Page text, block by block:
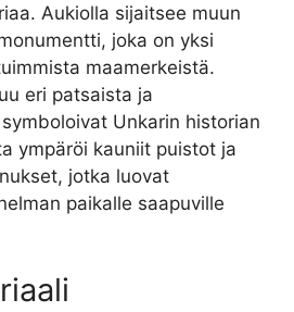
Aukiolla sijaitsee muun
joka on yksi
maamerkeistä.
eri patsaista ja
Unkarin historian
ympäröi kauniit puistot ja
jotka luovat
paikalle saapuville